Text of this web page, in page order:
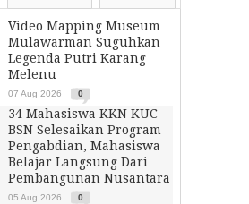
Video Mapping Museum
Mulawarman Suguhkan
Legenda Putri Karang
Melenu
07 Aug 2026 0
34 Mahasiswa KKN KUC–
BSN Selesaikan Program
Pengabdian, Mahasiswa
Belajar Langsung Dari
Pembangunan Nusantara
05 Aug 2026 0